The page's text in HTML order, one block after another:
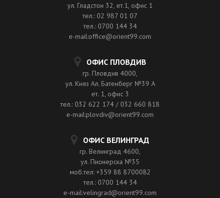
ул. Гладстон 32, ет.1, офис 1
тел.: 02 987 01 07
тел.: 0700 144 34
e-mail:office@orient99.com
ОФИС ПЛОВДИВ
гр. Пловдив 4000,
ул. Княз Ал. Батенберг №39 A
ет. 1, офис 3
тел.: 032 622 174 / 032 660 818
e-mail:plovdiv@orient99.com
ОФИС ВЕЛИНГРАД
гр. Велинград 4600,
ул. Пионерска №35
моб.тел: +359 88 8700082
тел.: 0700 144 34
e-mail:velingrad@orient99.com